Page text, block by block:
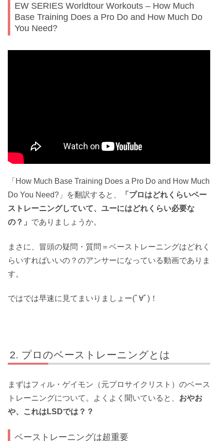
EW SERIES Worldtour Workouts – How Much
Base Training Does a Pro Do and How Much Do
You Need?
「How Much Base Training Does a Pro Do and How Much
Do You Need?」を翻訳すると、
「プロはどれくらいベー
ストレーニングしていて、ユーにはどれくらい必要な
の？」 でありましょうか。
まさに、冒頭の疑問・質問＝ベーストレーニングはどれく
らいすればいいの？のアンサーになっている動画でありま
す。
ではでは早速に見てまいりましょー(ﾟ∀ﾟ)！
プロのベーストレーニングとは
まずはフィル・ゲイモン（元プロサイクリスト）のベース
トレーニングについて。よくよく聞いていると、 おやお
や、これはLSDでは？？
ベーストレーニングは超重要